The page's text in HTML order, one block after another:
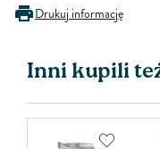
Drukuj informację
Inni kupili